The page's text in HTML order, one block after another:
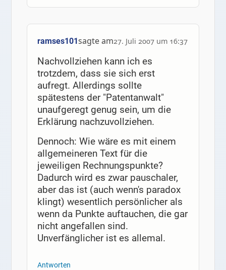
ramses101sagte am27. Juli 2007 um 16:37
Nachvollziehen kann ich es
trotzdem, dass sie sich erst
aufregt. Allerdings sollte
spätestens der "Patentanwalt"
unaufgeregt genug sein, um die
Erklärung nachzuvollziehen.
Dennoch: Wie wäre es mit einem
allgemeineren Text für die
jeweiligen Rechnungspunkte?
Dadurch wird es zwar pauschaler,
aber das ist (auch wenn's paradox
klingt) wesentlich persönlicher als
wenn da Punkte auftauchen, die gar
nicht angefallen sind.
Unverfänglicher ist es allemal.
Antworten